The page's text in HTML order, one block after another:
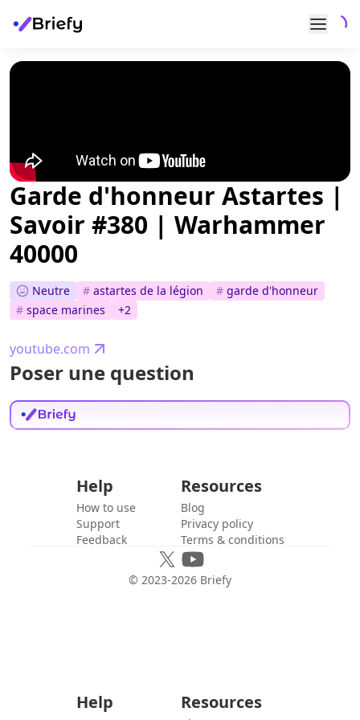
Garde d'honneur Astartes |
Savoir #380 | Warhammer
40000
Neutre # astartes de la légion # garde d'honneur
# space marines +2
youtube.com
Poser une question
Help
How to use
Support
Feedback
Resources
Blog
Privacy policy
Terms & conditions
© 2023-2026 Briefy
Help Resources